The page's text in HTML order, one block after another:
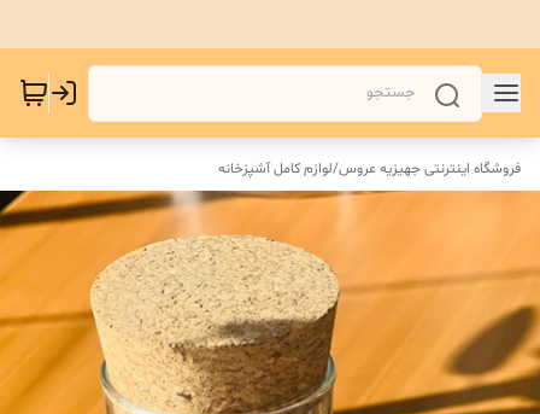
فروشگاه اینترنتی جهیزیه عروس/لوازم کامل آشپزخانه